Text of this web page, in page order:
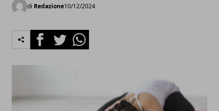
di Redazione10/12/2024
FacebookTwitterWhatsapp